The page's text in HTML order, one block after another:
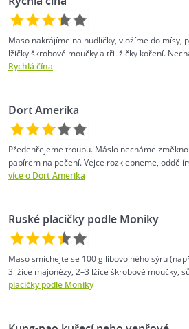
Maso nakrájíme na nudličky, vložíme do mísy,
lžičky škrobové moučky a tři lžičky koření.
Rychlá čína
Dort Amerika
Předehřejeme troubu. Máslo necháme
papírem na pečení. Vejce rozklepneme,
více o Dort Amerika
Ruské placičky podle Moniky
Maso smíchejte se 100 g libovolného sýru
3 lžíce majonézy, 2–3 lžíce škrobové moučky,
placičky podle Moniky